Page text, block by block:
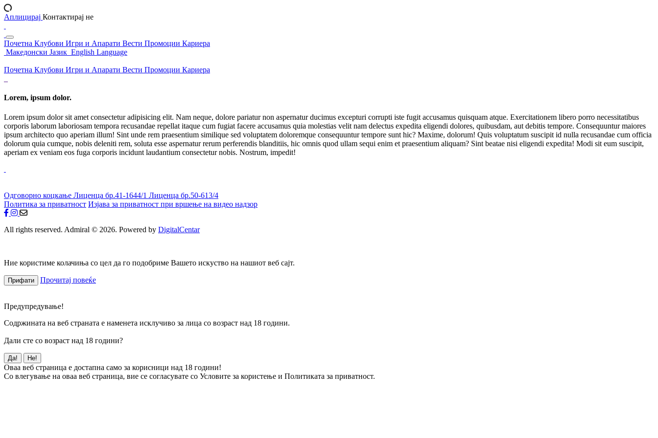
Аплицирај Контактирај не
Почетна Клубови Игри и Апарати Вести Промоции Кариера
Македонски Јазик English Language
Почетна Клубови Игри и Апарати Вести Промоции Кариера
Lorem, ipsum dolor.
Lorem ipsum dolor sit amet consectetur adipisicing elit. Nam neque, dolore pariatur non aspernatur ducimus excepturi corrupti iste fugit accusamus quisquam atque. Exercitationem libero porro necessitatibus
corporis laborum laboriosam tempora recusandae repellat itaque cum fugiat facere accusamus quia molestias velit nam delectus expedita eligendi dolores, quibusdam, aut debitis tempore. Consequuntur maiores
ipsum architecto quo aperiam illum! Sint unde rem praesentium similique sed voluptatem doloremque consequuntur tempore sunt hic? Maxime, dolorum! Quis voluptatum suscipit id nulla recusandae cum officia
dolorum quia cumque, nobis deleniti rem, soluta esse aspernatur rerum perferendis blanditiis, hic omnis quod ullam sequi enim et praesentium aliquam? Sint beatae nisi eligendi expedita! Modi sit eum suscipit,
aperiam ex veniam eos fuga corporis incidunt laudantium consectetur nobis. Nostrum, impedit!
Одговорно коцкање Лиценца бр.41-1644/1 Лиценца бр.50-613/4
Политика за приватност Изјава за приватност при вршење на видео надзор
All rights reserved. Admiral © 2026. Powered by DigitalCentar
Ние користиме колачиња со цел да го подобриме Вашето искуство на нашиот веб сајт.
Прифати Прочитај повеќе
Предупредување!
Содржината на веб страната е наменета исклучиво за лица со возраст над 18 години.
Дали сте со возраст над 18 години?
Да! Не!
Оваа веб страница е достапна само за корисници над 18 години!
Со влегување на оваа веб страница, вие се согласувате со Условите за користење и Политиката за приватност.